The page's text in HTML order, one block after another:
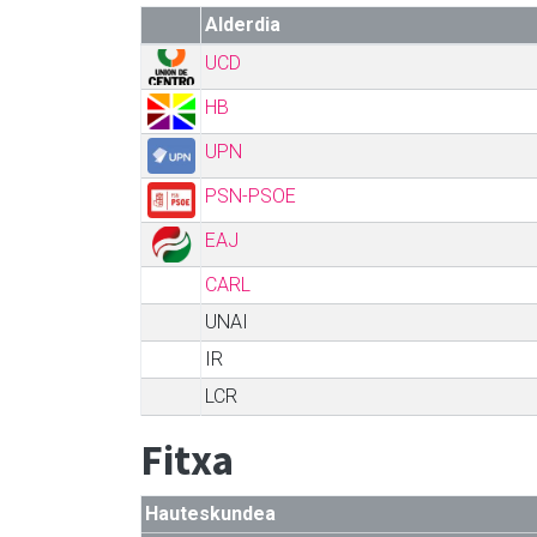
Alderdia
UCD
HB
UPN
PSN-PSOE
EAJ
CARL
UNAI
IR
LCR
Fitxa
Hauteskundea